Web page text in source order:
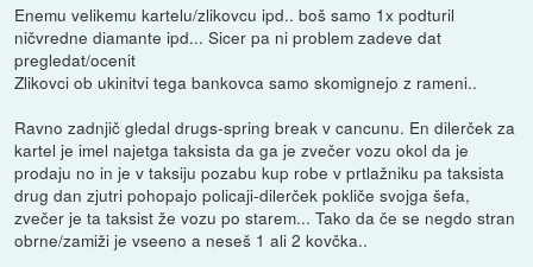
Enemu velikemu kartelu/zlikovcu ipd.. boš samo 1x podturil
ničvredne diamante ipd... Sicer pa ni problem zadeve dat
pregledat/ocenit
Zlikovci ob ukinitvi tega bankovca samo skomignejo z rameni..
Ravno zadnjič gledal drugs-spring break v cancunu. En dilerček za
kartel je imel najetga taksista da ga je zvečer vozu okol da je
prodaju no in je v taksiju pozabu kup robe v prtlažniku pa taksista
drug dan zjutri pohopajo policaji-dilerček pokliče svojga šefa,
zvečer je ta taksist že vozu po starem... Tako da če se negdo stran
obrne/zamiži je vseeno a neseš 1 ali 2 kovčka..